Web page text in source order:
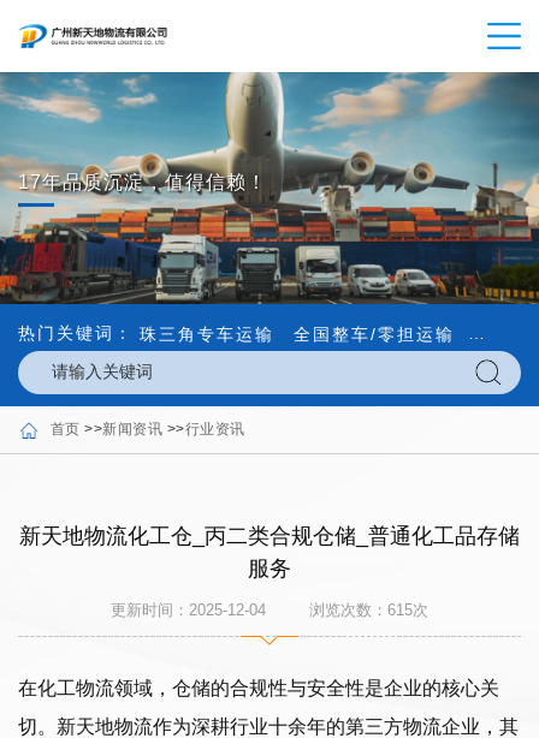
17年品质沉淀，值得信赖！
热门关键词： 珠三角专车运输 全国整车/零担运输 内外贸
首页 >>新闻资讯 >>行业资讯
新天地物流化工仓_丙二类合规仓储_普通化工品存储
服务
更新时间：2025-12-04 浏览次数： 615次
在化工物流领域，仓储的合规性与安全性是企业的核心关
切。新天地物流作为深耕行业十余年的第三方物流企业，其